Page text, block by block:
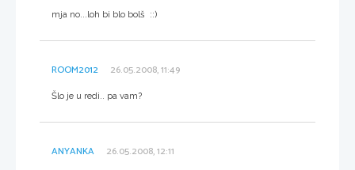
mja no...loh bi blo bolš ::)
ROOM2012 26.05.2008, 11:49
Šlo je u redi.. pa vam?
ANYANKA 26.05.2008, 12:11